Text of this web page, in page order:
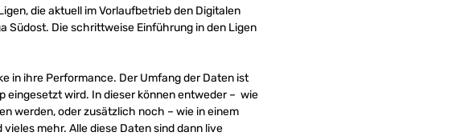
die aktuell im Vorlaufbetrieb den Digitalen
Südost. Die schrittweise Einführung in den Ligen
in ihre Performance. Der Umfang der Daten ist
eingesetzt wird. In dieser können entweder – wie
werden, oder zusätzlich noch – wie in einem
mehr. Alle diese Daten sind dann live